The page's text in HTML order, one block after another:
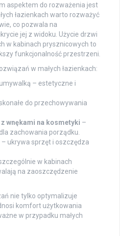
aspektem do rozważenia jest
łazienkach warto rozważyć
co pozwala na
jej z widoku. Użycie drzwi
w kabinach prysznicowych to
funkcjonalność przestrzeni.
w małych łazienkach:
– estetyczne i
do przechowywania
wnękami na kosmetyki –
zachowania porządku.
– ukrywa sprzęt i oszczędza
w kabinach
na zaoszczędzenie
nie tylko optymalizuje
komfort użytkowania
w przypadku małych